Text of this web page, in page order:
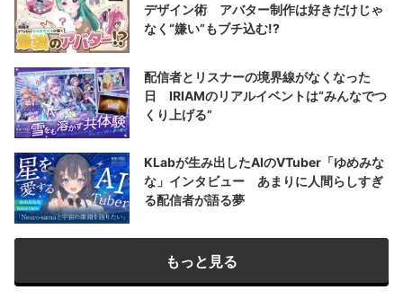
デザイン術 アバター制作は好きだけじゃ
なく“嫌い”もブチ込む!?
配信者とリスナーの境界線がなくなった
日 IRIAMのリアルイベントは“みんなでつ
くり上げる”
KLabが生み出したAIのVTuber「ゆめみな
な」インタビュー あまりに人間らしすぎ
る配信者が語る夢
もっと見る